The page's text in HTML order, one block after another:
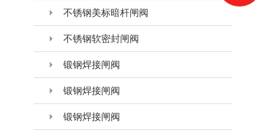
不锈钢美标暗杆闸阀
不锈钢软密封闸阀
锻钢焊接闸阀
锻钢焊接闸阀
锻钢焊接闸阀